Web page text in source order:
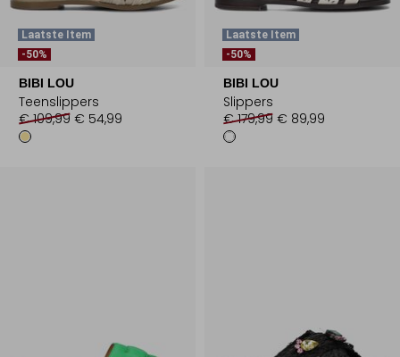
Laatste Item
-50%
BIBI LOU
Teenslippers
€ 109,99 € 54,99
Laatste Item
-50%
BIBI LOU
Slippers
€ 179,99 € 89,99